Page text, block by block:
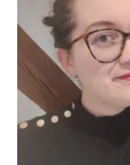
–
infos
pratiques